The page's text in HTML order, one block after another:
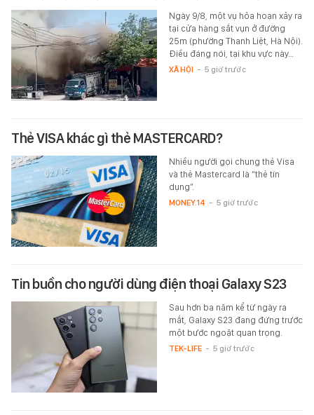
Ngày 9/8, một vụ hỏa hoạn xảy ra
tại cửa hàng sắt vụn ở đường
25m (phường Thanh Liệt, Hà Nội).
Điều đáng nói, tại khu vực này…
XÃ HỘI - 5 giờ trước
Thẻ VISA khác gì thẻ MASTERCARD?
Nhiều người gọi chung thẻ Visa
và thẻ Mastercard là “thẻ tín
dụng”.
MONEY.14 - 5 giờ trước
Tin buồn cho người dùng điện thoại Galaxy S23
Sau hơn ba năm kể từ ngày ra
mắt, Galaxy S23 đang đứng trước
một bước ngoặt quan trọng.
TEK-LIFE - 5 giờ trước